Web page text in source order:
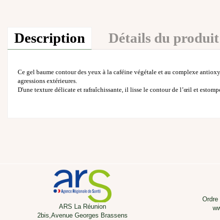
Description Détails du produit
Ce gel baume contour des yeuxà la caféine végétale et au complexe
agressions extérieures.
D'une texture délicate et rafraîchissante, il lisse le contour de l’œil et
ARS La Réunion
2bis,Avenue Georges Brassens
Ordre